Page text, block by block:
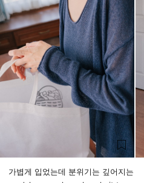
가볍게 입었는데 분위기는 깊어지는